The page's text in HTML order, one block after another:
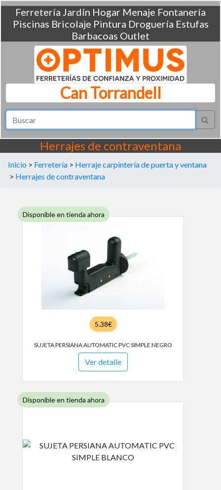
Ferretería Jardín Hogar Menaje Fontanería
Piscinas Bricolaje Pintura Droguería Estufas
Barbacoas Outlet
Can Torrandell
Herrajes de contraventana
Inicio > Ferretería > Herraje carpintería de puerta y ventana
> Herrajes de contraventana
Disponible en tienda ahora
5.38€
SUJETA PERSIANA AUTOMATIC PVC SIMPLE NEGRO
Ver detalle
Disponible en tienda ahora